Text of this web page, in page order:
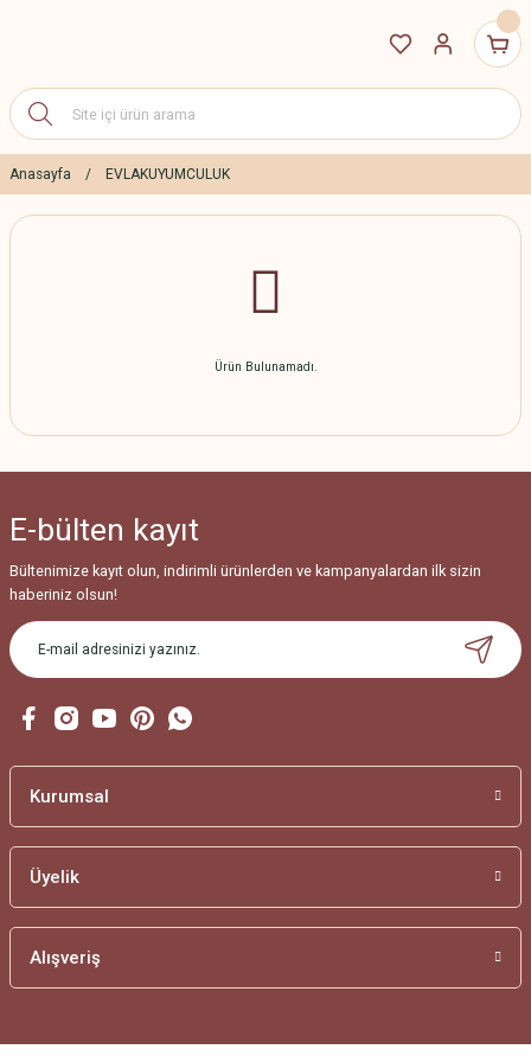
Anasayfa EVLAKUYUMCULUK
Ürün Bulunamadı.
E-bülten kayıt
Bültenimize kayıt olun, indirimli ürünlerden ve kampanyalardan ilk sizin
haberiniz olsun!
Kurumsal
Üyelik
Alışveriş